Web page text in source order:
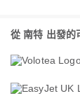
從 南特 出發的